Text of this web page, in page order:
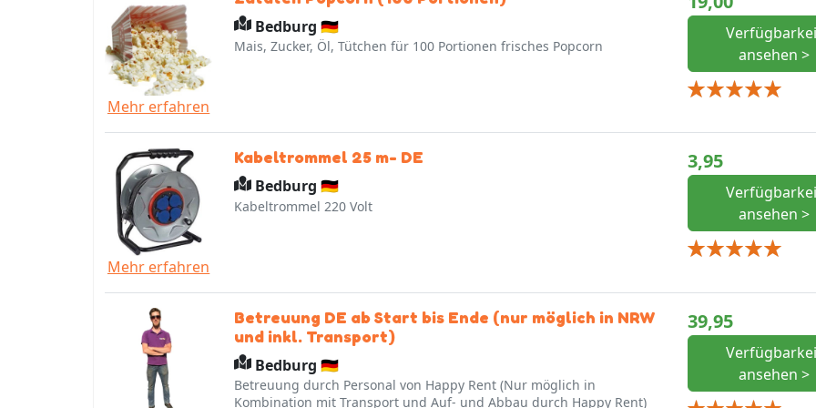
Mehr erfahren
ansehen >
Bedburg 🇩🇪
Mais, Zucker, Öl, Tütchen für 100 Portionen frisches Popcorn
Mehr erfahren
3,95
ansehen >
Kabeltrommel 25 m- DE
Bedburg 🇩🇪
Kabeltrommel 220 Volt
39,95
ansehen >
Betreuung DE ab Start bis Ende (nur möglich in NRW
und inkl. Transport)
Bedburg 🇩🇪
Betreuung durch Personal von Happy Rent (Nur möglich in
Kombination mit Transport und Auf- und Abbau durch Happy Rent)